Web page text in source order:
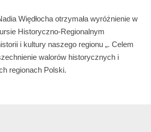
Więdłocha otrzymała wyróżnienie w
Historyczno-Regionalnym
i kultury naszego regionu „. Celem
walorów historycznych i
regionach Polski.